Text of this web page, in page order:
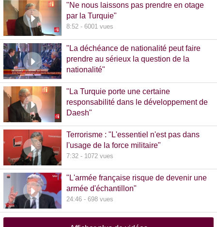
"Ne nous laissons pas prendre en otage
par la Turquie"
8:52 - 6001 vues
"La déchéance de nationalité peut faire
prendre au sérieux la question de la
nationalité"
"La Turquie porte une certaine
responsabilité dans le développement de
Daesh"
Terrorisme : "L'essentiel n'est pas dans
l'usage de la force militaire"
7:32 - 1072 vues
"L'armée française risque de devenir une
armée d'échantillon"
24:46 - 698 vues